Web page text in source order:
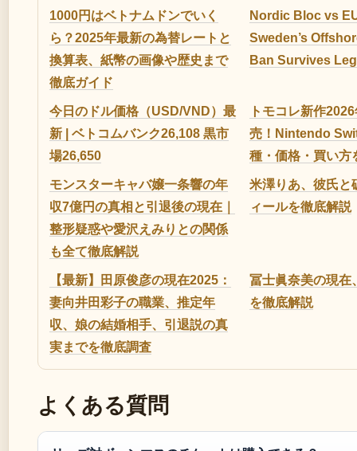
1000円はベトナムドンでいく
ら？2025年最新の為替レートと
換算表、紙幣の画像や歴史まで
徹底ガイド
Nordic Bloc vs
Sweden’s
Ban Survives
今日のドル価格（USD/VND）最
新 | ベトコムバンク26,108 黒市
場26,650
トモコレ新作
売！Nintendo
種・価格・買い方
モンスターキャバ嬢一条響の年
収7億円の真相と引退後の現在｜
整形疑惑や愛沢えみりとの関係
も全て徹底解説
米澤りあ、彼氏と
ィールを徹底解説
【最新】田原俊彦の現在2025：
妻向井田彩子の職業、推定年
収、娘の結婚相手、引退説の真
実までを徹底調査
冨士眞奈美の現在
を徹底解説
よくある質問